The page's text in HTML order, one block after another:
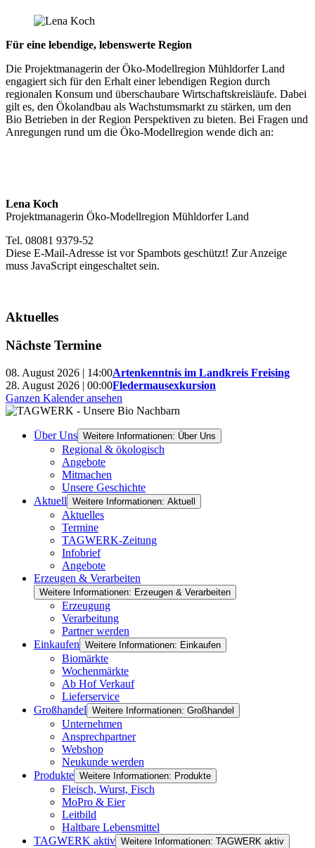
Für eine lebendige, lebenswerte Region
Die Projektmanagerin der Öko-Modellregion Mühldorfer Land
engagiert sich für den Erhalt einer lebendigen Region durch
regionalen Konsum und überschaubare Wirtschaftskreisläufe. Dabei
gilt es, den Ökolandbau als Wachstumsmarkt zu stärken, um den
Bio Betrieben in der Region Perspektiven zu bieten. Bei Fragen und
Anregungen rund um die Öko-Modellregion wende dich an:
Lena Koch
Projektmanagerin Öko-Modellregion Mühldorfer Land
Tel. 08081 9379-52
Diese E-Mail-Adresse ist vor Spambots geschützt! Zur Anzeige
muss JavaScript eingeschaltet sein.
Aktuelles
Nächste Termine
08. August 2026 | 14:00Artenkenntnis im Landkreis Freising
28. August 2026 | 00:00Fledermausexkursion
Ganzen Kalender ansehen
Über Uns Weitere Informationen: Über Uns
Regional & ökologisch
Angebote
Mitmachen
Unsere Geschichte
Aktuell Weitere Informationen: Aktuell
Aktuelles
Termine
TAGWERK-Zeitung
Infobrief
Angebote
Erzeugen & Verarbeiten
Weitere Informationen: Erzeugen & Verarbeiten
Erzeugung
Verarbeitung
Partner werden
Einkaufen Weitere Informationen: Einkaufen
Biomärkte
Wochenmärkte
Ab Hof Verkauf
Lieferservice
Großhandel Weitere Informationen: Großhandel
Unternehmen
Ansprechpartner
Webshop
Neukunde werden
Produkte Weitere Informationen: Produkte
Fleisch, Wurst, Fisch
MoPro & Eier
Leitbild
Haltbare Lebensmittel
TAGWERK aktiv Weitere Informationen: TAGWERK aktiv